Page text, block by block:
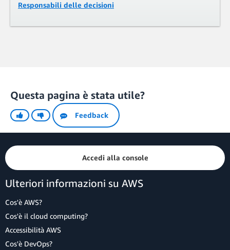
Responsabili delle decisioni
Questa pagina è stata utile?
Feedback
Accedi alla console
Ulteriori informazioni su AWS
Cos'è AWS?
Cos'è il cloud computing?
Accessibilità AWS
Cos'è DevOps?